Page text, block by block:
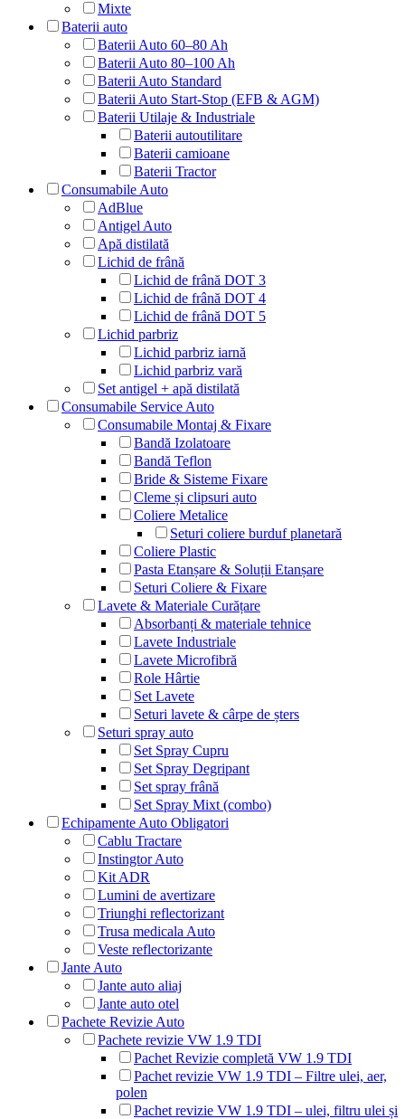
Mixte
Baterii auto
Baterii Auto 60–80 Ah
Baterii Auto 80–100 Ah
Baterii Auto Standard
Baterii Auto Start-Stop (EFB & AGM)
Baterii Utilaje & Industriale
Baterii autoutilitare
Baterii camioane
Baterii Tractor
Consumabile Auto
AdBlue
Antigel Auto
Apă distilată
Lichid de frână
Lichid de frână DOT 3
Lichid de frână DOT 4
Lichid de frână DOT 5
Lichid parbriz
Lichid parbriz iarnă
Lichid parbriz vară
Set antigel + apă distilată
Consumabile Service Auto
Consumabile Montaj & Fixare
Bandă Izolatoare
Bandă Teflon
Bride & Sisteme Fixare
Cleme și clipsuri auto
Coliere Metalice
Seturi coliere burduf planetară
Coliere Plastic
Pasta Etanșare & Soluții Etanșare
Seturi Coliere & Fixare
Lavete & Materiale Curățare
Absorbanți & materiale tehnice
Lavete Industriale
Lavete Microfibră
Role Hârtie
Set Lavete
Seturi lavete & cârpe de șters
Seturi spray auto
Set Spray Cupru
Set Spray Degripant
Set spray frână
Set Spray Mixt (combo)
Echipamente Auto Obligatori
Cablu Tractare
Instingtor Auto
Kit ADR
Lumini de avertizare
Triunghi reflectorizant
Trusa medicala Auto
Veste reflectorizante
Jante Auto
Jante auto aliaj
Jante auto otel
Pachete Revizie Auto
Pachete revizie VW 1.9 TDI
Pachet Revizie completă VW 1.9 TDI
Pachet revizie VW 1.9 TDI – Filtre ulei, aer,
polen
Pachet revizie VW 1.9 TDI – ulei, filtru ulei și